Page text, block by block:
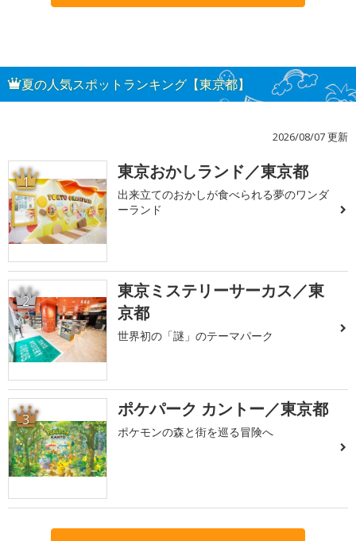
夏の人気スポットランキング【東京都】
2026/08/07 更新
1 東京おかしランド／東京都
出来立てのおかしが食べられる夢のワンダ
ーランド
2
東京ミステリーサーカス／東
京都
世界初の「謎」のテーマパーク
3 ポケパーク カントー／東京都
ポケモンの森と街を巡る冒険へ